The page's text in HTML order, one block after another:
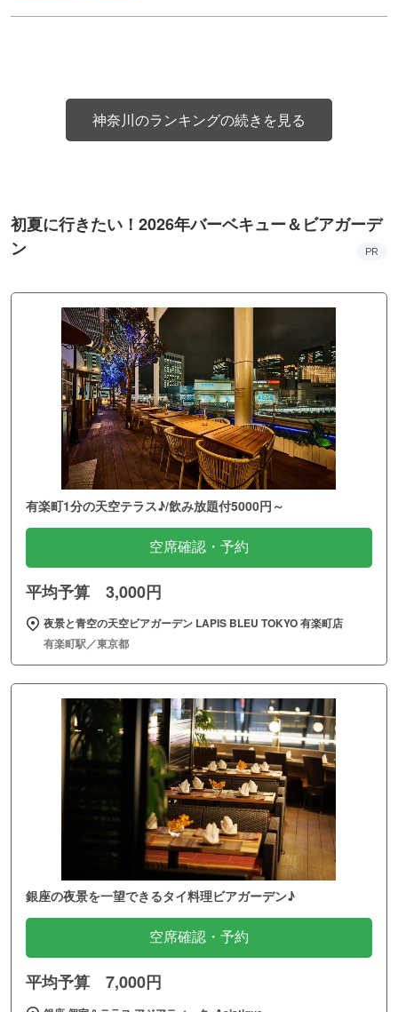
神奈川のランキングの続きを見る
初夏に行きたい！2026年バーベキュー＆ビアガーデ
ン
PR
有楽町1分の天空テラス♪/飲み放題付5000円～
空席確認・予約
平均予算 3,000円
夜景と青空の天空ビアガーデン LAPIS BLEU TOKYO 有楽町店
有楽町駅／東京都
銀座の夜景を一望できるタイ料理ビアガーデン♪
空席確認・予約
平均予算 7,000円